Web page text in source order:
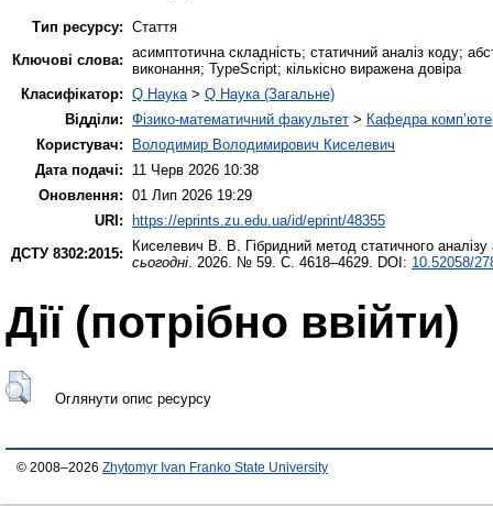
Тип ресурсу: Стаття
Ключові слова: асимптотична складність; статичний аналіз коду;
виконання; TypeScript; кількісно виражена довіра
Класифікатор: Q Наука> Q Наука (Загальне)
Відділи: Фізико-математичний факультет > Кафедра
Користувач:
Володимир Володимирович Киселевич
Дата подачі:
11 Черв 2026 10:38
Оновлення: 01 Лип 2026 19:29
URI:
https://eprints.zu.edu.ua/id/eprint/48355
ДСТУ 8302:2015:
Киселевич В. В. Гібридний метод статичного
сьогодні. 2026. № 59. С. 4618–4629. DOI: 10.52058/
Дії ​​(потрібно ввійти)
Оглянути опис ресурсу
© 2008–2026 Zhytomyr Ivan Franko State University